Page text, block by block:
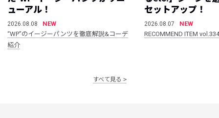
ューアル！
2026.08.08
NEW
“WP”のイージーパンツを徹底解説&コーデ
紹介
セットアップ！
2026.08.07
NEW
RECOMMEND ITEM vol.334
すべて見る